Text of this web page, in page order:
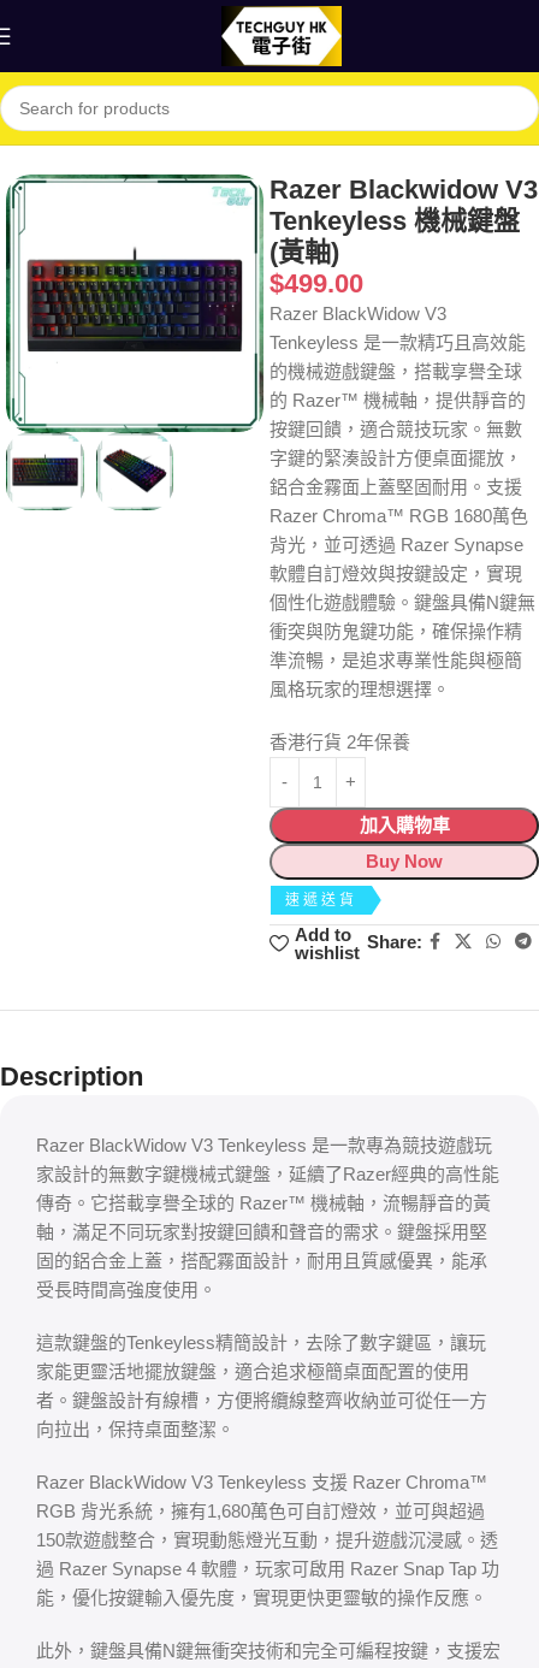
首頁 Shop 電腦 鍵盤
Razer Blackwidow V3
Tenkeyless 機械鍵盤
(黃軸)
$499.00
Razer BlackWidow V3
Tenkeyless 是一款精巧且高效能
的機械遊戲鍵盤，搭載享譽全球
的 Razer™ 機械軸，提供靜音的
按鍵回饋，適合競技玩家。無數
字鍵的緊湊設計方便桌面擺放，
鋁合金霧面上蓋堅固耐用。支援
Razer Chroma™ RGB 1680萬色
背光，並可透過 Razer Synapse
軟體自訂燈效與按鍵設定，實現
個性化遊戲體驗。鍵盤具備N鍵無
衝突與防鬼鍵功能，確保操作精
準流暢，是追求專業性能與極簡
風格玩家的理想選擇。
香港行貨 2年保養
加入購物車
Buy Now
速遞送貨
Add to
wishlist
Share:
Description
Razer BlackWidow V3 Tenkeyless 是一款專為競技遊戲玩
家設計的無數字鍵機械式鍵盤，延續了Razer經典的高性能
傳奇。它搭載享譽全球的 Razer™ 機械軸，流暢靜音的黃
軸，滿足不同玩家對按鍵回饋和聲音的需求。鍵盤採用堅
固的鋁合金上蓋，搭配霧面設計，耐用且質感優異，能承
受長時間高強度使用。
這款鍵盤的Tenkeyless精簡設計，去除了數字鍵區，讓玩
家能更靈活地擺放鍵盤，適合追求極簡桌面配置的使用
者。鍵盤設計有線槽，方便將纜線整齊收納並可從任一方
向拉出，保持桌面整潔。
Razer BlackWidow V3 Tenkeyless 支援 Razer Chroma™
RGB 背光系統，擁有1,680萬色可自訂燈效，並可與超過
150款遊戲整合，實現動態燈光互動，提升遊戲沉浸感。透
過 Razer Synapse 4 軟體，玩家可啟用 Razer Snap Tap 功
能，優化按鍵輸入優先度，實現更快更靈敏的操作反應。
此外，鍵盤具備N鍵無衝突技術和完全可編程按鍵，支援宏